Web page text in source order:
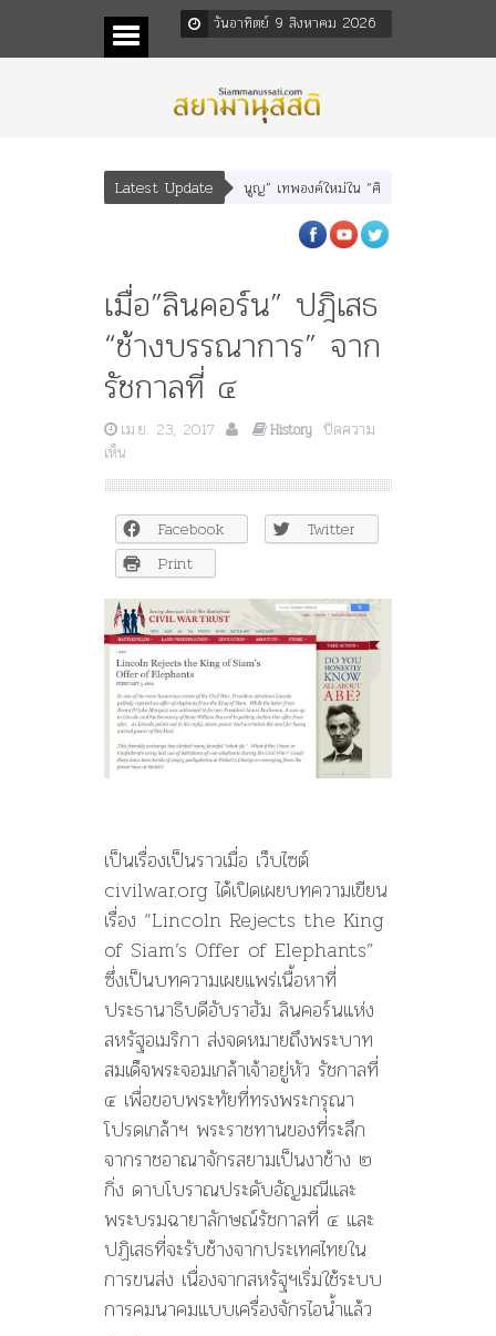
วันอาทิตย์ 9 สิงหาคม 2026
Latest Update
” “อรุณเทพบุตร” และ “เทพีรัฐธรรมนูญ” เทพองค์ใหม่ใน “ศิลปะคณะราษฎร”
เมื่อ”ลินคอร์น” ปฎิเสธ
“ช้างบรรณาการ” จาก
รัชกาลที่ ๔
เม.ย. 23, 2017 History ปิดความ
เห็น
เมื่อ”ลิ
น
คอร์น”
ปฎิ
เสธ
“ช้าง
บรรณาการ”
จาก
รัชกาล
ที่
๔
Facebook
Twitter
Print
เป็นเรื่องเป็นราวเมื่อ เว็บไซต์
civilwar.org ได้เปิดเผยบทความเขียน
เรื่อง “Lincoln Rejects the King
of Siam’s Offer of Elephants”
ซึ่งเป็นบทความเผยแพร่เนื้อหาที่
ประธานาธิบดีอับราฮัม ลินคอร์นแห่ง
สหรัฐอเมริกา ส่งจดหมายถึงพระบาท
สมเด็จพระจอมเกล้าเจ้าอยู่หัว รัชกาลที่
๔ เพื่อขอบพระทัยที่ทรงพระกรุณา
โปรดเกล้าฯ พระราชทานของที่ระลึก
จากราชอาณาจักรสยามเป็นงาช้าง ๒
กิ่ง ดาบโบราณประดับอัญมณีและ
พระบรมฉายาลักษณ์รัชกาลที่ ๔ และ
ปฏิเสธที่จะรับช้างจากประเทศไทยใน
การขนส่ง เนื่องจากสหรัฐฯเริ่มใช้ระบบ
การคมนาคมแบบเครื่องจักรไอน้ำแล้ว